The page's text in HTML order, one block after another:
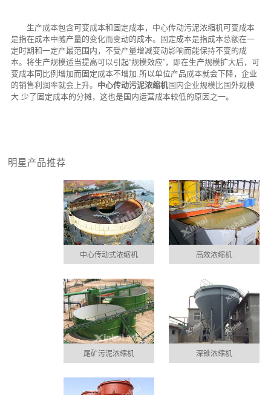
生产成本包含可变成本和固定成本，中心传动污泥浓缩机可变成本
是指在成本中随产量的变化而变动的成本。固定成本是指成本总额在一
定时期和一定产最范围内，不受产量增减变动影响而能保持不变的成
本。将生产规模适当提高可以引起“规模效应”，即在生产规模扩大后，可
变成本同比例增加而固定成本不增加.所以单位产品成本就会下降，企业
的销售利润率就会上升。 中心传动污泥浓缩机国内企业规模比国外规模
大.少了固定成本的分摊，这也是国内运营成本较低的原因之一。
明星产品推荐
中心传动式浓缩机 高效浓缩机
尾矿污泥浓缩机 深锥浓缩机